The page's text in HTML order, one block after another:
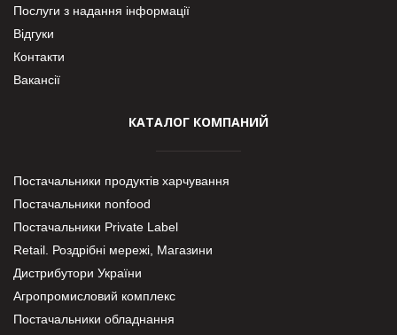
Послуги з надання інформації
Відгуки
Контакти
Вакансії
КАТАЛОГ КОМПАНИЙ
Постачальники продуктів харчування
Постачальники nonfood
Постачальники Private Label
Retail. Роздрібні мережі, Магазини
Дистрибутори України
Агропромисловий комплекс
Постачальники обладнання